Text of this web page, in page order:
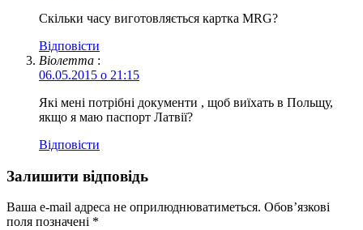
Скільки часу виготовляється картка MRG?
Відповіcти
Віолетта :
06.05.2015 о 21:15
Які мені потрібні документи , щоб виїхать в Польщу,
якщо я маю паспорт Латвії?
Відповіcти
Залишити відповідь
Ваша e-mail адреса не оприлюднюватиметься. Обов’язкові
поля позначені *